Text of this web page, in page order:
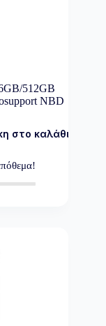
512GB
NBD
στο καλάθι